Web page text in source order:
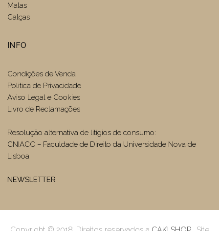
Malas
Calças
INFO
Condições de Venda
Politica de Privacidade
Aviso Legal e Cookies
Livro de Reclamações
Resolução alternativa de litígios de consumo:
CNIACC – Faculdade de Direito da Universidade Nova de
Lisboa
NEWSLETTER